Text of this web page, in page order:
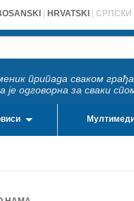
HRVATSKI СРПСКИ
припада сваком
је одговорна за сваки